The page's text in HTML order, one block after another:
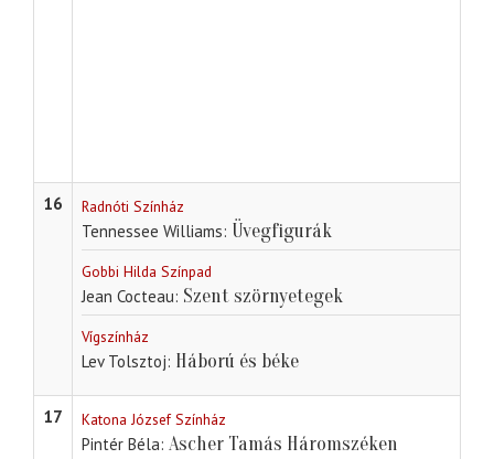
16 Radnóti Színház
Tennessee Williams Üvegfigurák
Gobbi Hilda Színpad
Jean Cocteau Szent szörnyetegek
Vígszínház
Lev Tolsztoj Háború és béke
17 Katona József Színház
Pintér Béla Ascher Tamás Háromszéken